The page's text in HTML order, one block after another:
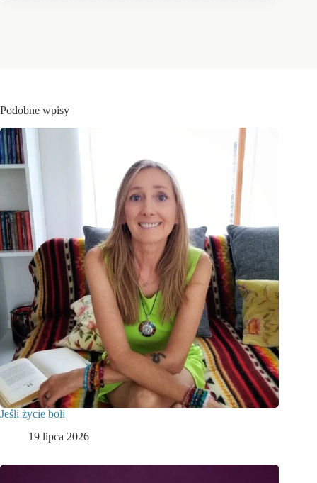
Podobne wpisy
Jeśli życie boli
19 lipca 2026